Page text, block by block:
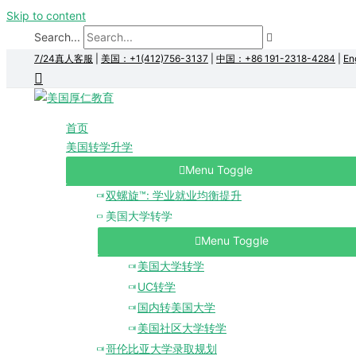
Skip to content
Search...
7/24真人客服 美国：+1(412)756-3137 中国：+86 191-2318-4284
首页
美国转学升学
Menu Toggle
双螺旋™: 学业就业均衡提升
美国大学转学
Menu Toggle
美国大学转学
UC转学
国内转美国大学
美国社区大学转学
哥伦比亚大学录取规划